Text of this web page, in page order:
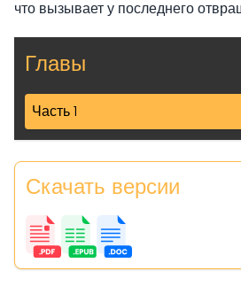
что вызывает у последнего
Главы
Часть 1
Скачать версии